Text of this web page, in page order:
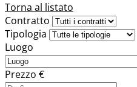
Torna al listato
Contratto
Tipologia
Luogo
Prezzo €